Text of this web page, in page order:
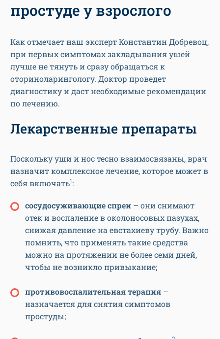
простуде у взрослого
Как отмечает наш эксперт Константин Добревоц,
при первых симптомах закладывания ушей
лучше не тянуть и сразу обращаться к
оториноларингологу. Доктор проведет
диагностику и даст необходимые рекомендации
по лечению.
Лекарственные препараты
Поскольку уши и нос тесно взаимосвязаны, врач
назначит комплексное лечение, которое может в
себя включать1:
сосудосуживающие спреи – они снимают
отек и воспаление в околоносовых пазухах,
снижая давление на евстахиеву трубу. Важно
помнить, что применять такие средства
можно на протяжении не более семи дней,
чтобы не возникло привыкание;
противовоспалительная терапия –
назначается для снятия симптомов
простуды;